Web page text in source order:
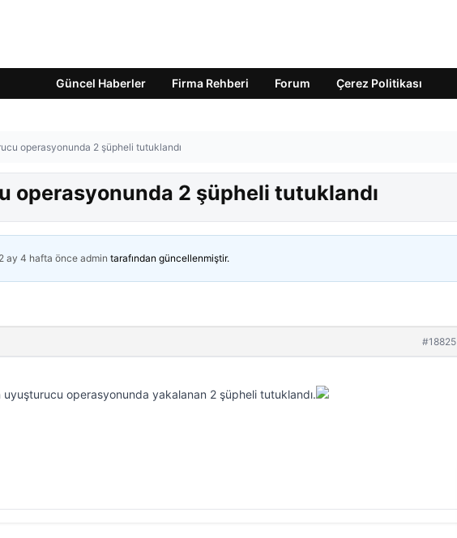
Güncel Haberler Firma Rehberi Forum Çerez Politikası
operasyonunda 2 şüpheli tutuklandı
operasyonunda 2 şüpheli tutuklandı
2 ay 4 hafta önce admin tarafından güncellenmiştir.
#18825
uyuşturucu operasyonunda yakalanan 2 şüpheli tutuklandı.